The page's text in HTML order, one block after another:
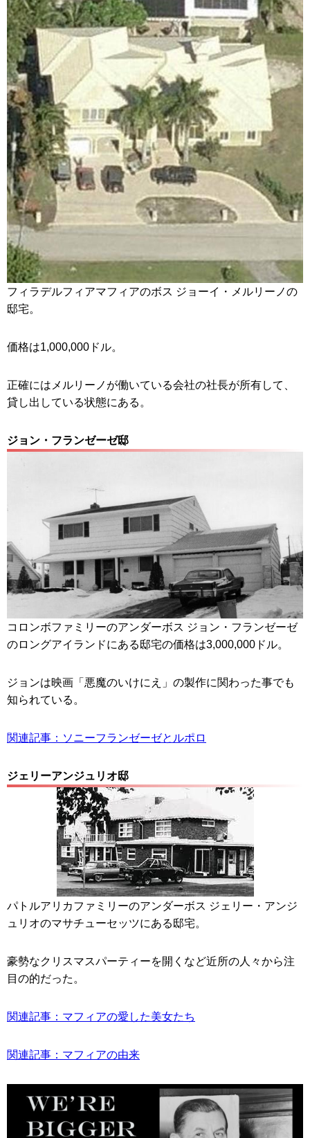
フィラデルフィアマフィアのボス ジョーイ・メルリーノの
邸宅。
価格は1,000,000ドル。
正確にはメルリーノが働いている会社の社長が所有して、
貸し出している状態にある。
ジョン・フランゼーゼ邸
コロンボファミリーのアンダーボス ジョン・フランゼーゼ
のロングアイランドにある邸宅の価格は3,000,000ドル。
ジョンは映画「悪魔のいけにえ」の製作に関わった事でも
知られている。
関連記事：ソニーフランゼーゼとルポロ
ジェリーアンジュリオ邸
パトルアリカファミリーのアンダーボス ジェリー・アンジ
ュリオのマサチューセッツにある邸宅。
豪勢なクリスマスパーティーを開くなど近所の人々から注
目の的だった。
関連記事：マフィアの愛した美女たち
関連記事：マフィアの由来